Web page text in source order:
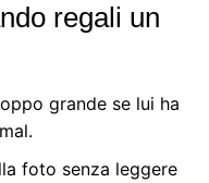
regali un
grande se lui ha
foto senza leggere